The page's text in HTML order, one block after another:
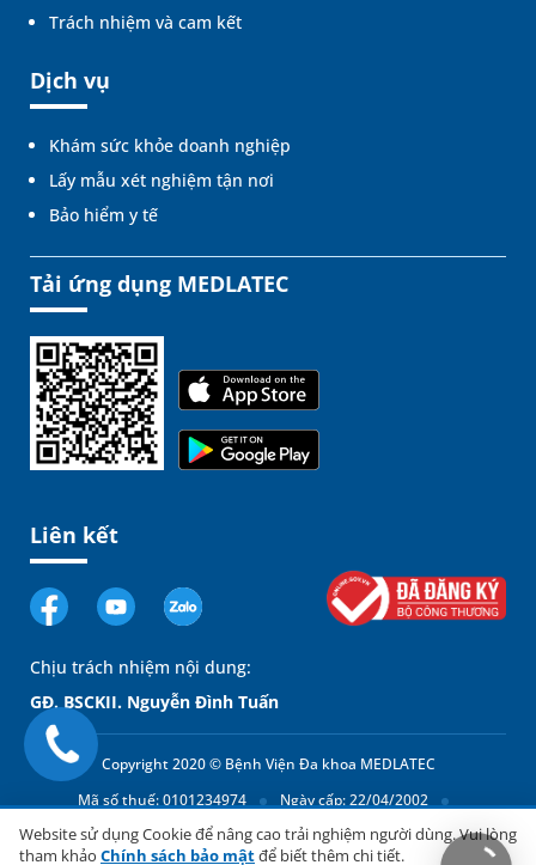
Trách nhiệm và cam kết
Dịch vụ
Khám sức khỏe doanh nghiệp
Lấy mẫu xét nghiệm tận nơi
Bảo hiểm y tế
Tải ứng dụng MEDLATEC
Liên kết
Chịu trách nhiệm nội dung:
GĐ. BSCKII. Nguyễn Đình Tuấn
Copyright 2020 © Bệnh Viện Đa khoa MEDLATEC
Mã số thuế: 0101234974
Ngày cấp: 22/04/2002
Cơ quan cấp: Sở Kế hoạch và Đầu tư thành phố Hà Nội
Có,
chúng
Website sử dụng Cookie để nâng cao trải nghiệm người dùng. Vui lòng
tham khảo Chính sách bảo mậtđể biết thêm chi tiết.